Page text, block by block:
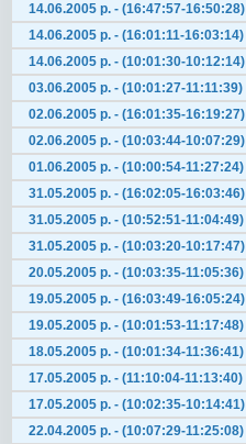
14.06.2005 р. - (16:47:57-16:50:28)
14.06.2005 р. - (16:01:11-16:03:14)
14.06.2005 р. - (10:01:30-10:12:14)
03.06.2005 р. - (10:01:27-11:11:39)
02.06.2005 р. - (16:01:35-16:19:27)
02.06.2005 р. - (10:03:44-10:07:29)
01.06.2005 р. - (10:00:54-11:27:24)
31.05.2005 р. - (16:02:05-16:03:46)
31.05.2005 р. - (10:52:51-11:04:49)
31.05.2005 р. - (10:03:20-10:17:47)
20.05.2005 р. - (10:03:35-11:05:36)
19.05.2005 р. - (16:03:49-16:05:24)
19.05.2005 р. - (10:01:53-11:17:48)
18.05.2005 р. - (10:01:34-11:36:41)
17.05.2005 р. - (11:10:04-11:13:40)
17.05.2005 р. - (10:02:35-10:14:41)
22.04.2005 р. - (10:07:29-11:25:08)